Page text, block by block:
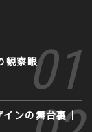
観察眼
インの舞台裏｜